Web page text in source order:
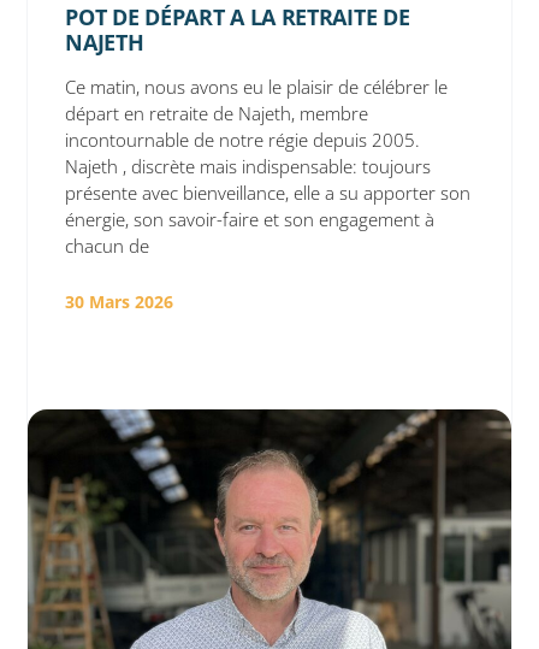
POT DE DÉPART A LA RETRAITE DE
NAJETH
Ce matin, nous avons eu le plaisir de célébrer le
départ en retraite de Najeth, membre
incontournable de notre régie depuis 2005.
Najeth , discrète mais indispensable: toujours
présente avec bienveillance, elle a su apporter son
énergie, son savoir-faire et son engagement à
chacun de
30 Mars 2026